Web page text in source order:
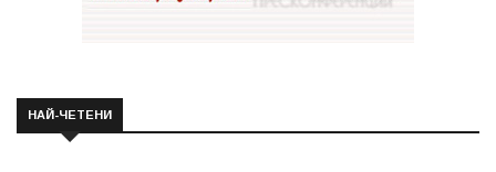
НАЙ-ЧЕТЕНИ